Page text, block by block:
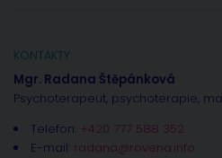
KONTAKTY
Mgr. Radana Štěpánková
Psychoterapeut, psychoterapie,
Telefon: +420 777 588 352
E-mail: radana@rovena.info